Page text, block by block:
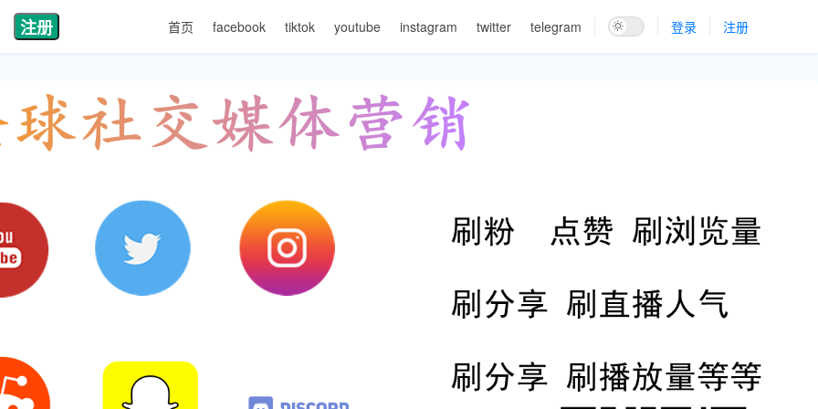
注册 首页 facebook tiktok youtube instagram twitter telegram 登录 注册